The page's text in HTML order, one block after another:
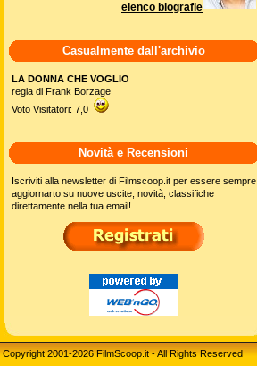
elenco biografie
Casualmente dall'archivio
LA DONNA CHE VOGLIO
regia di Frank Borzage
Voto Visitatori: 7,0
Novità e Recensioni
Iscriviti alla newsletter di Filmscoop.it per essere sempre
aggiornarto su nuove uscite, novità, classifiche
direttamente nella tua email!
Copyright 2001-2026 FilmScoop.it - All Rights Reserved